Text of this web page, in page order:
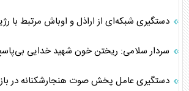
دستگیری شبکه‌ای از اراذل و اوباش مرتبط با
سردار سلامی: ریختن خون شهید خدایی
دستگیری عامل پخش صوت هنجارشکنانه در